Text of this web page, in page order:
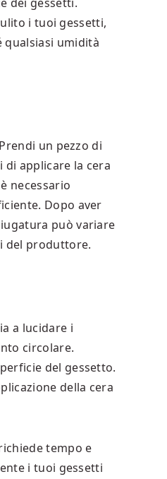
i tuoi gessetti,
qualsiasi umidità
un pezzo di
applicare la cera
necessario
Dopo aver
può variare
del produttore.
a lucidare i
circolare.
del gessetto.
della cera
tempo e
i tuoi gessetti